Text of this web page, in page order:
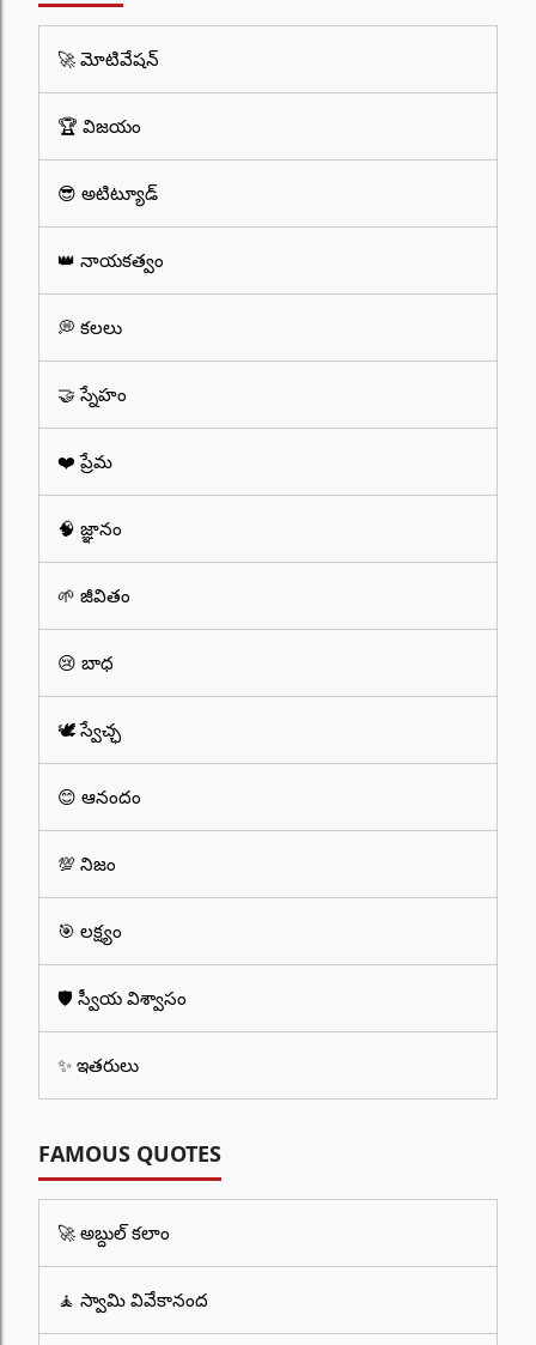
🚀 మోటివేషన్
🏆 విజయం
😎 అటిట్యూడ్
👑 నాయకత్వం
💭 కలలు
🤝 స్నేహం
❤️ ప్రేమ
🧠 జ్ఞానం
🌱 జీవితం
😢 బాధ
🕊️ స్వేచ్ఛ
😊 ఆనందం
💯 నిజం
🎯 లక్ష్యం
🛡️ స్వీయ విశ్వాసం
✨ ఇతరులు
FAMOUS QUOTES
🚀 అబ్దుల్ కలాం
🧘 స్వామి వివేకానంద